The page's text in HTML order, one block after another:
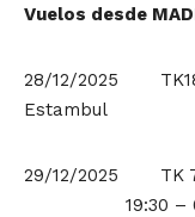
Vuelos desde
28/12/2025
Estambul
29/12/2025
19:30 –